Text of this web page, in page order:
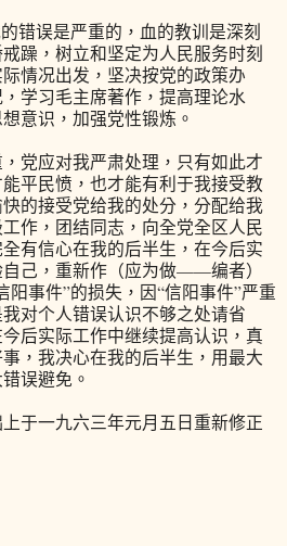
错误是严重的，血的教训是深刻
躁，树立和坚定为人民服务时刻
情况出发，坚决按党的政策办
学习毛主席著作，提高理论水
意识，加强党性锻炼。
党应对我严肃处理，只有如此才
平民愤，也才能有利于我接受教
的接受党给我的处分，分配给我
作，团结同志，向全党全区人民
有信心在我的后半生，在今后实
己，重新作（应为做——编者）
阳事件”的损失，因“信阳事件”严重
对个人错误认识不够之处请省
后实际工作中继续提高认识，真
，我决心在我的后半生，用最大
误避免。
于一九六三年元月五日重新修正